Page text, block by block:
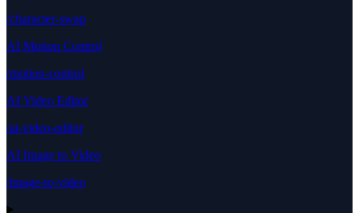
/character-swap
AI Motion Control
/motion-control
AI Video Editor
/ai-video-editor
AI Image to Video
/image-to-video